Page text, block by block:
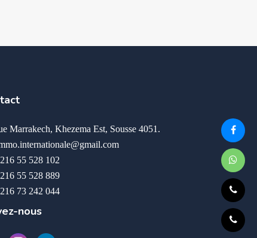
Marrakech, Khezema Est, Sousse 4051.
55 528 102
55 528 889
73 242 044
nous